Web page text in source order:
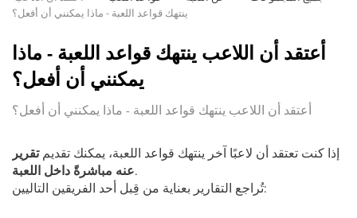
ينتهك قواعد اللعبة - ماذا يمكنني أن أفعل؟
أعتقد أن اللاعب ينتهك قواعد اللعبة - ماذا
يمكنني أن أفعل؟
أعتقد أن اللاعب ينتهك قواعد اللعبة - ماذا يمكنني أن أفعل؟
إذا كنت تعتقد أن لاعبًا آخر ينتهك قواعد اللعبة، يمكنك تقديمتقرير
عنه مباشرةً داخل اللعبة.
تُراجع التقارير بعناية من قِبل أحد الفريقين التاليين: